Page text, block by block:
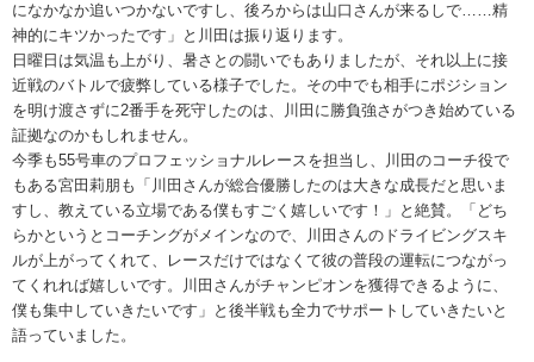
になかなか追いつかないですし、後ろからは山口さんが来るしで……精
神的にキツかったです」と川田は振り返ります。
日曜日は気温も上がり、暑さとの闘いでもありましたが、それ以上に接
近戦のバトルで疲弊している様子でした。その中でも相手にポジション
を明け渡さずに2番手を死守したのは、川田に勝負強さがつき始めている
証拠なのかもしれません。
今季も55号車のプロフェッショナルレースを担当し、川田のコーチ役で
もある宮田莉朋も「川田さんが総合優勝したのは大きな成長だと思いま
すし、教えている立場である僕もすごく嬉しいです！」と絶賛。「どち
らかというとコーチングがメインなので、川田さんのドライビングスキ
ルが上がってくれて、レースだけではなくて彼の普段の運転につながっ
てくれれば嬉しいです。川田さんがチャンピオンを獲得できるように、
僕も集中していきたいです」と後半戦も全力でサポートしていきたいと
語っていました。